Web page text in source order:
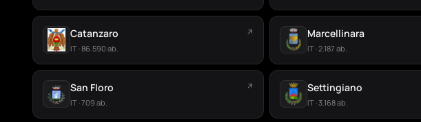
Catanzaro
IT · 86.590 ab.
↗ Marcellinara
IT · 2.187 ab.
San Floro
IT · 709 ab.
↗ Settingiano
IT · 3.168 ab.